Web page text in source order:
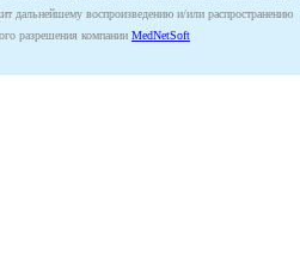
дальнейшему воспроизведению и/или распространению
разрешения компании MedNetSoft